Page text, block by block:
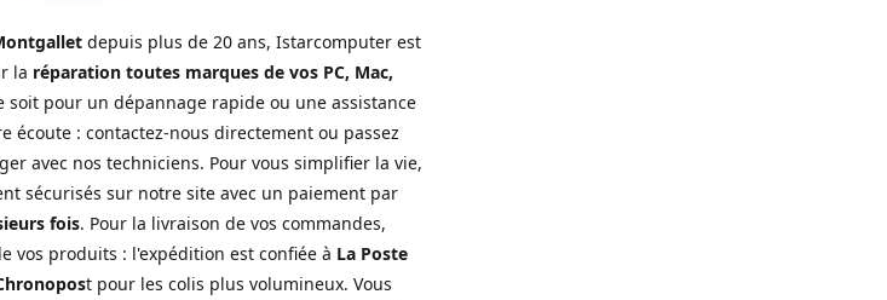
depuis plus de 20 ans, Istarcomputer est
la réparation toutes marques de vos PC, Mac,
soit pour un dépannage rapide ou une assistance
écoute : contactez-nous directement ou passez
avec nos techniciens. Pour vous simplifier la vie,
sécurisés sur notre site avec un paiement par
fois. Pour la livraison de vos commandes,
vos produits : l'expédition est confiée à La Poste
t pour les colis plus volumineux. Vous